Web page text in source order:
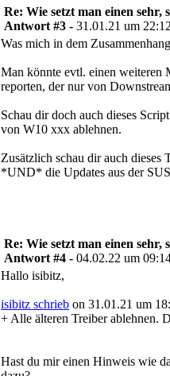
Re: Wie setzt man einen sehr,
Antwort #3 - 31.01.21 um
Was mich in dem
Man könnte evtl. einen weiteren
reporten, der nur von
Schau dir doch auch dieses
von W10 xxx ablehnen.
Zusätzlich schau dir auch dieses
*UND* die Updates aus der
Re: Wie setzt man einen sehr,
Antwort #4 - 04.02.22 um
Hallo isibitz,
isibitz schrieb on 31.01.21 um
+ Alle älteren Treiber ablehnen.
Hast du mir einen Hinweis wie